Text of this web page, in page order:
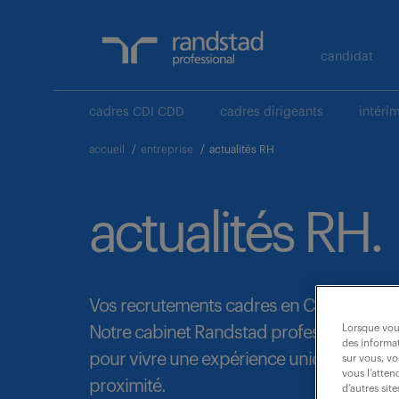
candidat
cadres CDI CDD cadres dirigeants intérim
accueil / entreprise / actualités RH
actualités RH.
Vos recrutements cadres en CDI, CDD
Notre cabinet Randstad professional
pour vivre une expérience unique
proximité.
Lorsque
des
sur vous,
vous
d’autres